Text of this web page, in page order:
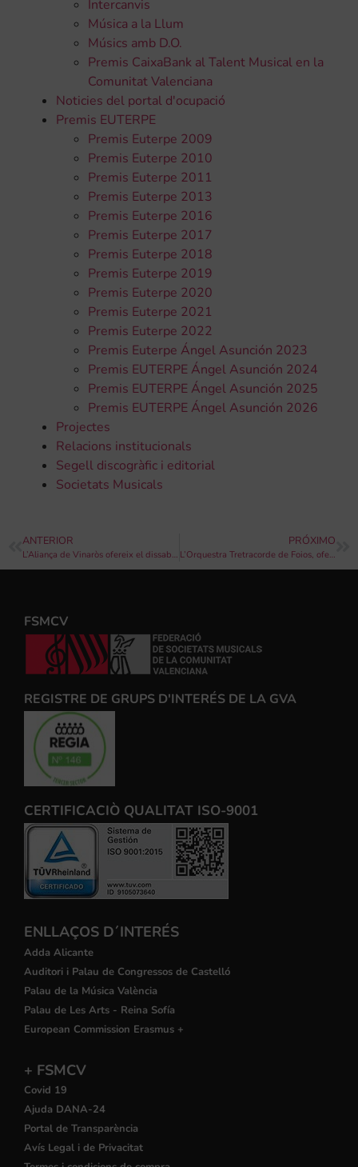
Intercanvis
Música a la Llum
Músics amb D.O.
Premis CaixaBank al Talent Musical en la
Comunitat Valenciana
Noticies del portal d'ocupació
Premis EUTERPE
Premis Euterpe 2009
Premis Euterpe 2010
Premis Euterpe 2011
Premis Euterpe 2013
Premis Euterpe 2016
Premis Euterpe 2017
Premis Euterpe 2018
Premis Euterpe 2019
Premis Euterpe 2020
Premis Euterpe 2021
Premis Euterpe 2022
Premis Euterpe Ángel Asunción 2023
Premis EUTERPE Ángel Asunción 2024
Premis EUTERPE Ángel Asunción 2025
Premis EUTERPE Ángel Asunción 2026
Projectes
Relacions institucionals
Segell discogràfic i editorial
Societats Musicals
ANTERIOR
L’Aliança de Vinaròs ofereix el dissabte el seu tradicional concert en honor al soci
PRÓXIMO
L’Orquestra Tretracorde de Foios, ofereix el diumenge 1 de maig un concert
FSMCV
REGISTRE DE GRUPS D'INTERÉS DE LA GVA
CERTIFICACIÒ QUALITAT ISO-9001
ENLLAÇOS D´INTERÉS
Adda Alicante
Auditori i Palau de Congressos de Castelló
Palau de la Música València
Palau de Les Arts - Reina Sofía
European Commission Erasmus +
+ FSMCV
Covid 19
Ajuda DANA-24
Portal de Transparència
Avís Legal i de Privacitat